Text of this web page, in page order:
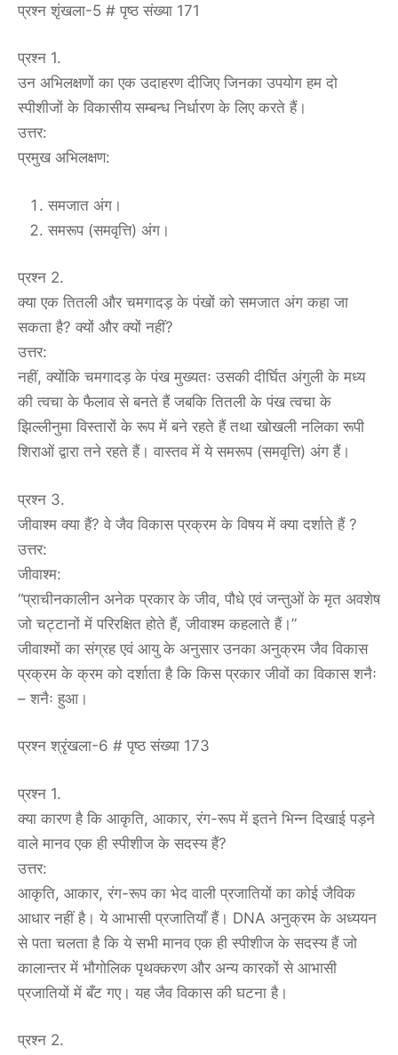
प्रश्न शृंखला-5 # पृष्ठ संख्या 171
प्रश्न 1.
उन अभिलक्षणों का एक उदाहरण दीजिए जिनका उपयोग हम दो
स्पीशीजों के विकासीय सम्बन्ध निर्धारण के लिए करते हैं।
उत्तर:
प्रमुख अभिलक्षण:
समजात अंग।
समरूप (समवृत्ति) अंग।
प्रश्न 2.
क्या एक तितली और चमगादड़ के पंखों को समजात अंग कहा जा
सकता है? क्यों और क्यों नहीं?
उत्तर:
नहीं, क्योंकि चमगादड़ के पंख मुख्यतः उसकी दीर्घित अंगुली के मध्य
की त्वचा के फैलाव से बनते हैं जबकि तितली के पंख त्वचा के
झिल्लीनुमा विस्तारों के रूप में बने रहते हैं तथा खोखली नलिका रूपी
शिराओं द्वारा तने रहते हैं। वास्तव में ये समरूप (समवृत्ति) अंग हैं।
प्रश्न 3.
जीवाश्म क्या हैं? वे जैव विकास प्रक्रम के विषय में क्या दर्शाते हैं ?
उत्तर:
जीवाश्म:
“प्राचीनकालीन अनेक प्रकार के जीव, पौधे एवं जन्तुओं के मृत अवशेष
जो चट्टानों में परिरक्षित होते हैं, जीवाश्म कहलाते हैं।”
जीवाश्मों का संग्रह एवं आयु के अनुसार उनका अनुक्रम जैव विकास
प्रक्रम के क्रम को दर्शाता है कि किस प्रकार जीवों का विकास शनैः
– शनैः हुआ।
प्रश्न श्रृंखला-6 # पृष्ठ संख्या 173
प्रश्न 1.
क्या कारण है कि आकृति, आकार, रंग-रूप में इतने भिन्न दिखाई पड़ने
वाले मानव एक ही स्पीशीज के सदस्य हैं?
उत्तर:
आकृति, आकार, रंग-रूप का भेद वाली प्रजातियों का कोई जैविक
आधार नहीं है। ये आभासी प्रजातियाँ हैं। DNA अनुक्रम के अध्ययन
से पता चलता है कि ये सभी मानव एक ही स्पीशीज के सदस्य हैं जो
कालान्तर में भौगोलिक पृथक्करण और अन्य कारकों से आभासी
प्रजातियों में बँट गए। यह जैव विकास की घटना है।
प्रश्न 2.